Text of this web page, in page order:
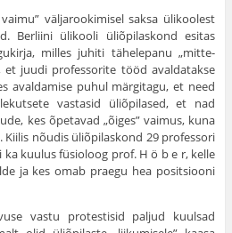
väljarookimisel saksa ülikoolest
Berliini ülikooli üliõpilaskond esitas
milles juhiti tähelepanu „mitte-
et juudi professorite tööd avaldatakse
avaldamise puhul märgitagu, et need
vastasid üliõpi­lased, et nad
kes õpetavad „õiges” vaimus, kuna
nõudis üliõpilaskond 29 professori
ka kuulus füsioloog prof. H ö b e r, kelle
ja kes omab praegu hea positsiooni
vastu protestisid paljud kuulsad